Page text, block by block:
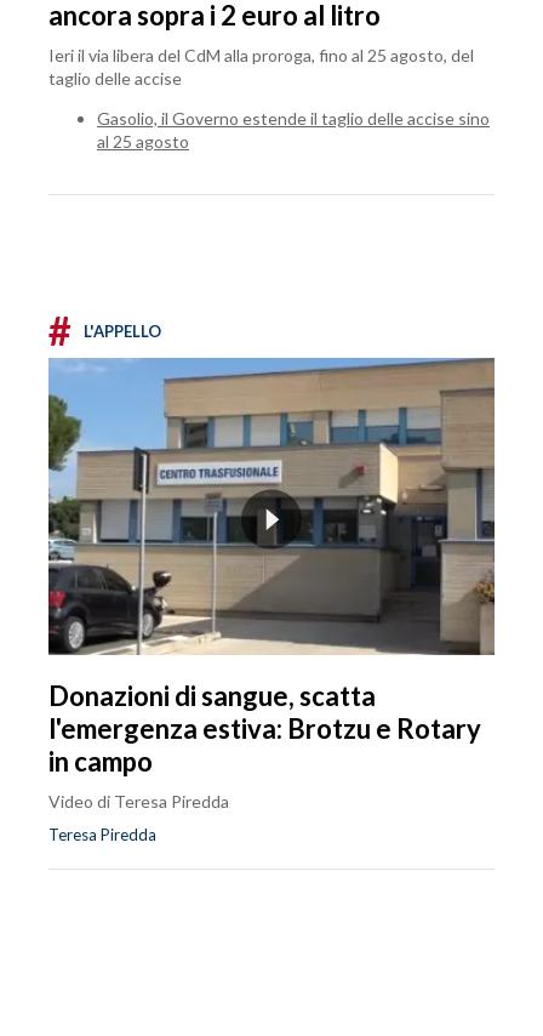
ancora sopra i 2 euro al litro
Ieri il via libera del CdM alla proroga, fino al 25 agosto, del
taglio delle accise
Gasolio, il Governo estende il taglio delle accise sino
al 25 agosto
# L'APPELLO
Donazioni di sangue, scatta
l'emergenza estiva: Brotzu e Rotary
in campo
Video di Teresa Piredda
Teresa Piredda